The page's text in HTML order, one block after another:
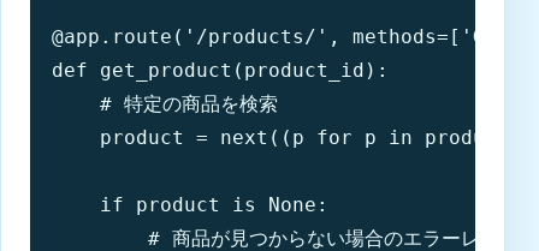
@app.route('/products/ ',
def get_product(product_id):
    # 特定の商品を検索
product = next((p for p in products
    if product is None:
# 商品が見つからない場合のエラーレスポ